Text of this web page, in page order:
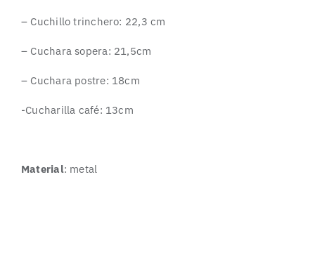
– Cuchillo trinchero: 22,3 cm
– Cuchara sopera: 21,5cm
– Cuchara postre: 18cm
-Cucharilla café: 13cm
Material: metal